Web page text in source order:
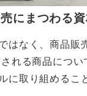
にまつわる
はなく、商品販
れる商品につ
に取り組めるこ